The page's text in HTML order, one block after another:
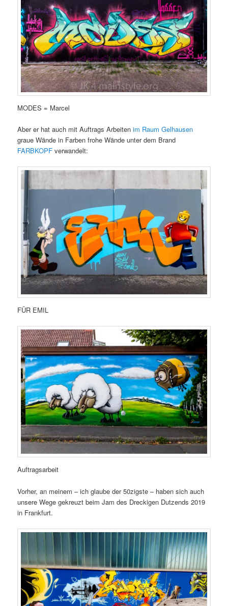
MODES = Marcel
Aber er hat auch mit Auftrags Arbeiten im Raum Gelhausen
graue Wände in Farben frohe Wände unter dem Brand
FARBKOPF verwandelt:
FÜR EMIL
Auftragsarbeit
Vorher, an meinem – ich glaube der 50zigste – haben sich auch
unsere Wege gekreuzt beim Jam des Dreckigen Dutzends 2019
in Frankfurt.